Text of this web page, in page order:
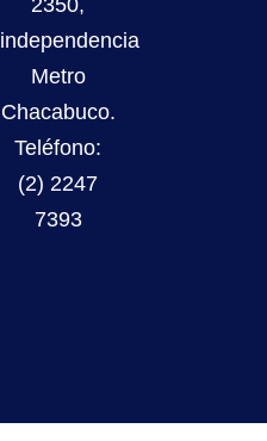
2350,
independencia
Metro
Chacabuco.
Teléfono:
(2) 2247
7393